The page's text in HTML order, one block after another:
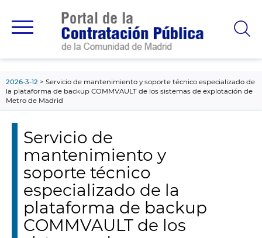
principal
2026-3-12
Servicio de mantenimiento y soporte técnico especializado de
la plataforma de backup COMMVAULT de los sistemas de explotación de
Metro de Madrid
Servicio de
mantenimiento y
soporte técnico
especializado de la
plataforma de backup
COMMVAULT de los